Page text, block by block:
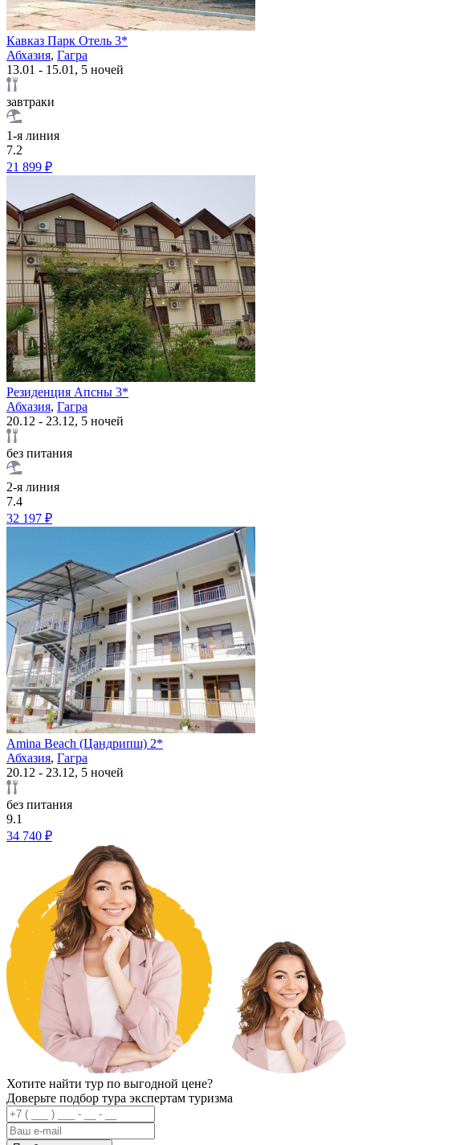
Кавказ Парк Отель 3*
Абхазия, Гагра
13.01 - 15.01, 5 ночей
завтраки
1-я линия
7.2
21 899 ₽
Резиденция Апсны 3*
Абхазия, Гагра
20.12 - 23.12, 5 ночей
без питания
2-я линия
7.4
32 197 ₽
Amina Beach (Цандрипш) 2*
Абхазия, Гагра
20.12 - 23.12, 5 ночей
без питания
9.1
34 740 ₽
Хотите найти тур по выгодной цене?
Доверьте подбор тура экспертам туризма